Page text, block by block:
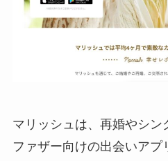
マリッシュは、再婚やシン
ファザー向けの出会いアプ